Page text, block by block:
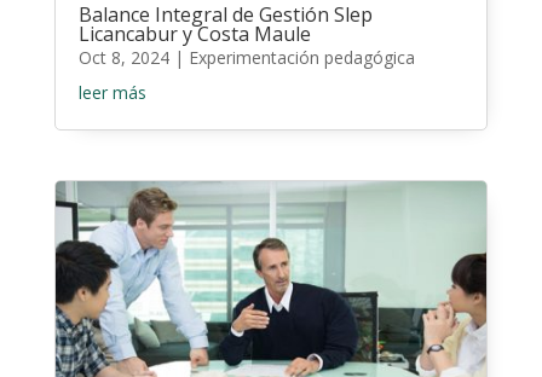
Balance Integral de Gestión Slep
Licancabur y Costa Maule
Oct 8, 2024| Experimentación pedagógica
leer más